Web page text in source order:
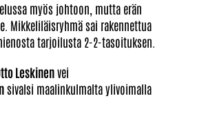
myös johtoon, mutta erän
Mikkeliläisryhmä sai rakennettua
tarjoilusta 2-2-tasoituksen.
Leskinenvei
sivalsi maalinkulmalta ylivoimalla